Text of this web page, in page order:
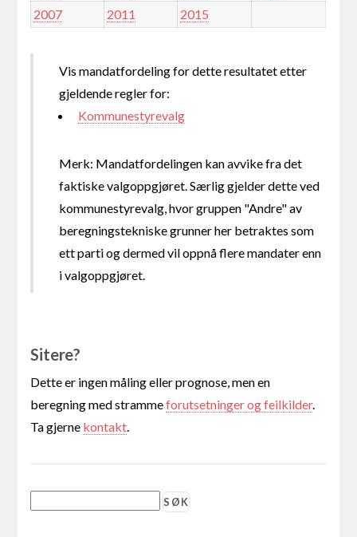
2007
2011 2015
Vis mandatfordeling for dette resultatet etter
gjeldende regler for:
Kommunestyrevalg
Merk: Mandatfordelingen kan avvike fra det
faktiske valgoppgjøret. Særlig gjelder dette ved
kommunestyrevalg, hvor gruppen "Andre" av
beregningstekniske grunner her betraktes som
ett parti og dermed vil oppnå flere mandater enn
i valgoppgjøret.
Sitere?
Dette er ingen måling eller prognose, men en
beregning med strammeforutsetninger og feilkilder.
Ta gjerne kontakt.